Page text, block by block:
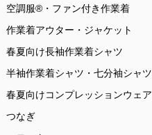
空調服®・ファン付き作業着
作業着アウター・ジャケット
春夏向け長袖作業着シャツ
半袖作業着シャツ・七分袖シャツ
春夏向けコンプレッションウェア
つなぎ